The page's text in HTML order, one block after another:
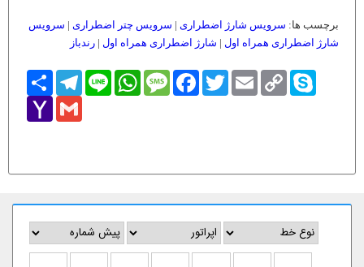
برچسب ها: سرویس شارژ اضطراری | سرویس چتر اضطراری | سرویس
شارژ اضطراری همراه اول | شارژ اضطراری همراه اول | رندباز
اشتراکTelegram Line
WhatsAppMessageFacebookTwitter Email
Copy
Link
Skype
Yahoo
Mail
Gmail